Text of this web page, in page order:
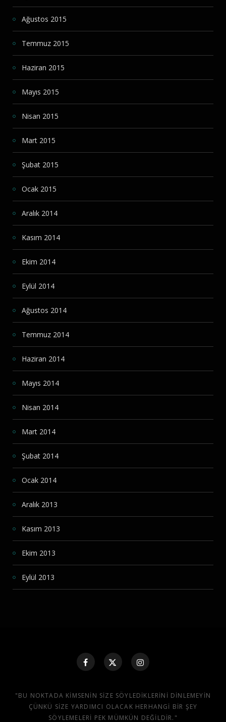
Ağustos 2015
Temmuz 2015
Haziran 2015
Mayıs 2015
Nisan 2015
Mart 2015
Şubat 2015
Ocak 2015
Aralık 2014
Kasım 2014
Ekim 2014
Eylül 2014
Ağustos 2014
Temmuz 2014
Haziran 2014
Mayıs 2014
Nisan 2014
Mart 2014
Şubat 2014
Ocak 2014
Aralık 2013
Kasım 2013
Ekim 2013
Eylül 2013
"BU NOKTADA KIMSENIN SIZE SÖYLEDIKLERINI DINLEMEYIN
ÇÜNKÜ SIZE YARDIMCI OLACAK HERHANGI BIR ŞEY
SÖYLEMELERI PEK MÜMKÜN DEĞILDIR."